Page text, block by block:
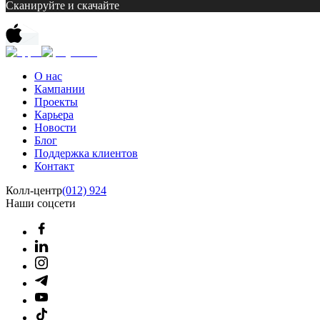
Сканируйте и скачайте
О нас
Кампании
Проекты
Карьера
Новости
Блог
Поддержка клиентов
Контакт
Колл-центр(012) 924
Наши соцсети